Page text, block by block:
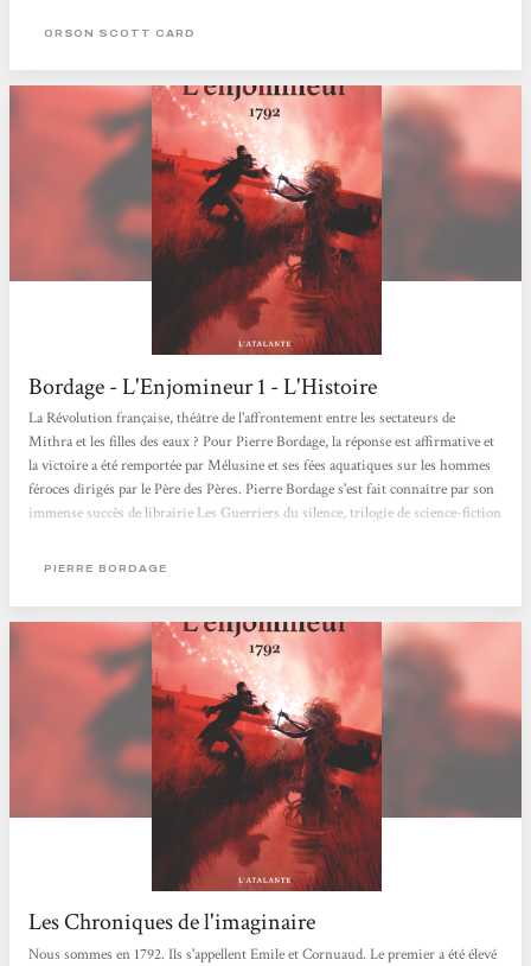
premier tome d’une saga de fantasy, où le personnage principal sera Alvin le
L’histoire se...
ORSON SCOTT CARD
Bordage - L'Enjomineur 1 - L'Histoire
La Révolution française, théâtre de l'affrontement entre les sectateurs de
Mithra et les filles des eaux ? Pour Pierre Bordage, la réponse est affirmative et
la victoire a été remportée par Mélusine et ses fées aquatiques sur les hommes
féroces dirigés par le Père des Pères. Pierre Bordage s'est fait connaître par son
immense succès de librairie Les Guerriers du silence, trilogie de science-fiction
corrompu. L'oeuvre, considérée comme emblématique du renouveau de la...
PIERRE BORDAGE
Les Chroniques de l'imaginaire
Nous sommes en 1792. Ils s'appellent Emile et Cornuaud. Le premier a été élevé